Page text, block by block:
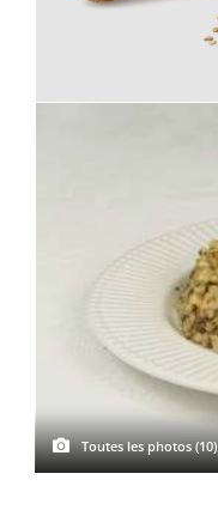
Toutes les photos (10)